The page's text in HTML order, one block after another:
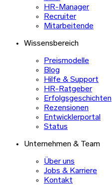
HR-Manager
Recruiter
Mitarbeitende
Wissensbereich
Preismodelle
Blog
Hilfe & Support
HR-Ratgeber
Erfolgsgeschichten
Rezensionen
Entwicklerportal
Status
Unternehmen & Team
Über uns
Jobs & Karriere
Kontakt